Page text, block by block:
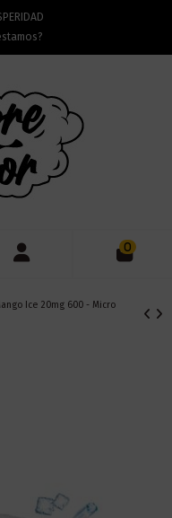
0
Ice 20mg 600 - Micro